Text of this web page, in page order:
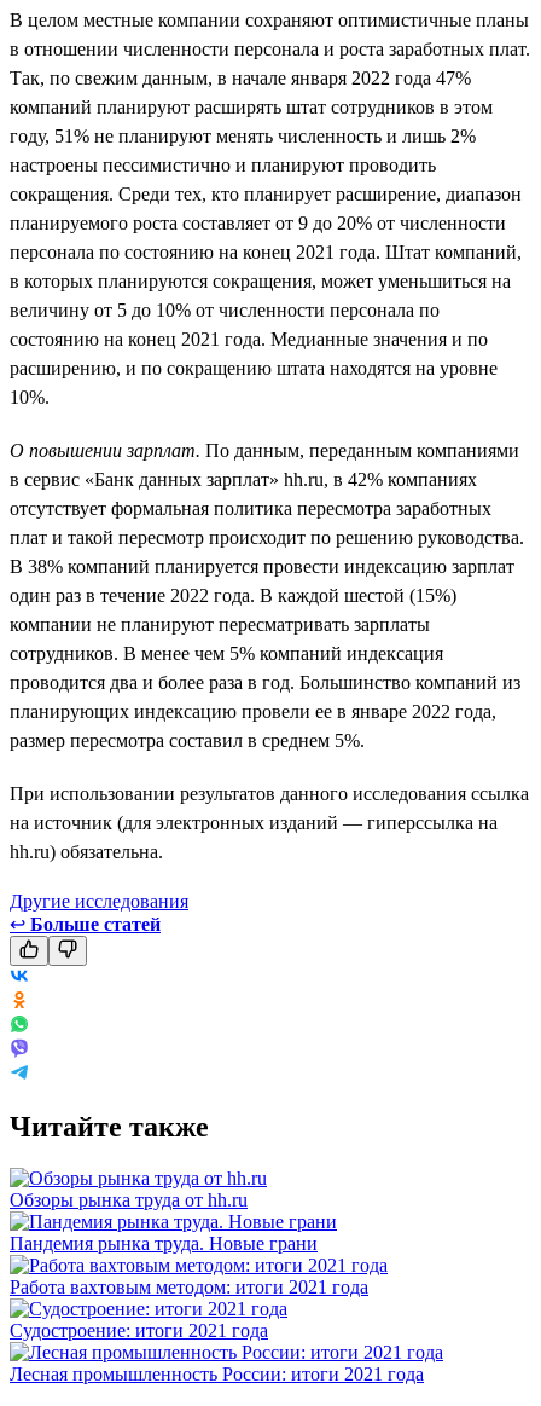
В целом местные компании сохраняют оптимистичные планы
в отношении численности персонала и роста заработных плат.
Так, по свежим данным, в начале января 2022 года 47%
компаний планируют расширять штат сотрудников в этом
году, 51% не планируют менять численность и лишь 2%
настроены пессимистично и планируют проводить
сокращения. Среди тех, кто планирует расширение, диапазон
планируемого роста составляет от 9 до 20% от численности
персонала по состоянию на конец 2021 года. Штат компаний,
в которых планируются сокращения, может уменьшиться на
величину от 5 до 10% от численности персонала по
состоянию на конец 2021 года. Медианные значения и по
расширению, и по сокращению штата находятся на уровне
10%.
О повышении зарплат. По данным, переданным компаниями
в сервис «Банк данных зарплат» hh.ru, в 42% компаниях
отсутствует формальная политика пересмотра заработных
плат и такой пересмотр происходит по решению руководства.
В 38% компаний планируется провести индексацию зарплат
один раз в течение 2022 года. В каждой шестой (15%)
компании не планируют пересматривать зарплаты
сотрудников. В менее чем 5% компаний индексация
проводится два и более раза в год. Большинство компаний из
планирующих индексацию провели ее в январе 2022 года,
размер пересмотра составил в среднем 5%.
При использовании результатов данного исследования ссылка
на источник (для электронных изданий — гиперссылка на
hh.ru) обязательна.
Другие исследования
↩ Больше статей
Читайте также
Обзоры рынка труда от hh.ru
Пандемия рынка труда. Новые грани
Работа вахтовым методом: итоги 2021 года
Судостроение: итоги 2021 года
Лесная промышленность России: итоги 2021 года